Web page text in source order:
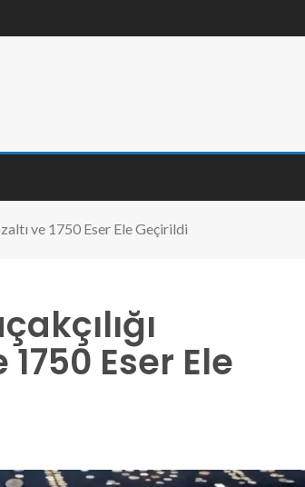
ve 1750 Eser Ele Geçirildi
Eser Ele